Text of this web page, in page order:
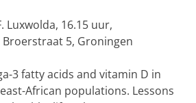
Luxwolda, 16.15 uur,
5, Groningen
3 fatty acids and vitamin D in
African populations. Lessons